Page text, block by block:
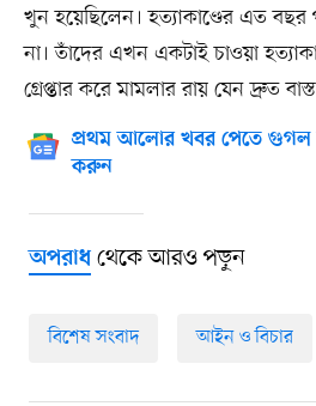
খুন হয়েছিলেন। হত্যাকাণ্ডের এত বছর
না। তাঁদের এখন একটাই চাওয়া
গ্রেপ্তার করে মামলার রায় যেন দ্রুত
প্রথম আলোর খবর পেতে গুগল
করুন
অপরাধথেকে আরও পড়ুন
বিশেষ সংবাদ আইন ও বিচার